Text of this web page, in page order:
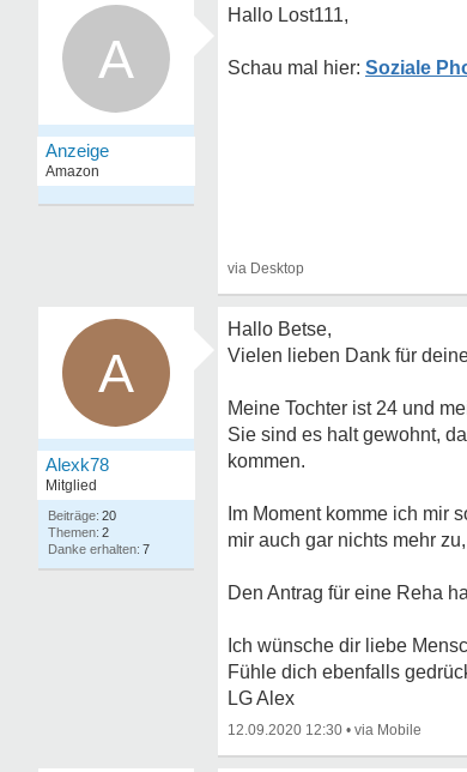
A
Hallo Lost111,
Soziale
A
Alexk78
Mitglied
20
2
7
Hallo Betse,
Vielen lieben Dank für
Meine Tochter ist 24 und
Sie sind es halt gewohnt,
kommen.
Im Moment komme ich mir
mir auch gar nichts mehr
Den Antrag für eine Reha
Ich wünsche dir liebe
Fühle dich ebenfalls
LG Alex
12.09.2020 12:30 •